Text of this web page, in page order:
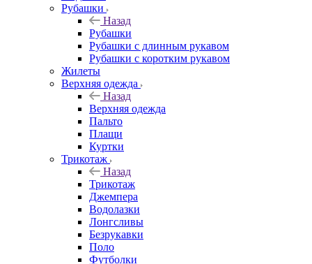
Рубашки
Назад
Рубашки
Рубашки с длинным рукавом
Рубашки с коротким рукавом
Жилеты
Верхняя одежда
Назад
Верхняя одежда
Пальто
Плащи
Куртки
Трикотаж
Назад
Трикотаж
Джемпера
Водолазки
Лонгсливы
Безрукавки
Поло
Футболки